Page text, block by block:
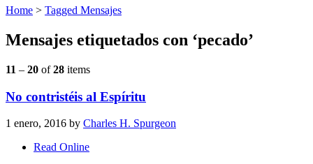
Home > Tagged Mensajes
Mensajes etiquetados con ‘pecado’
11 – 20 of28 items
No contristéis al Espíritu
1 enero, 2016 by Charles H. Spurgeon
Read Online